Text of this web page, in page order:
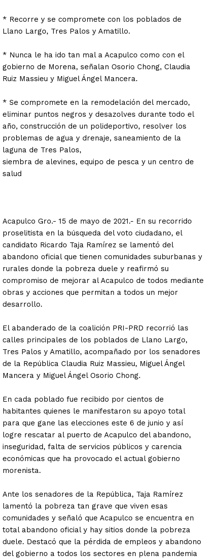
* Recorre y se compromete con los poblados de
Llano Largo, Tres Palos y Amatillo.
* Nunca le ha ido tan mal a Acapulco como con el
gobierno de Morena, señalan Osorio Chong, Claudia
Ruiz Massieu y Miguel Ángel Mancera.
* Se compromete en la remodelación del mercado,
eliminar puntos negros y desazolves durante todo el
año, construcción de un polideportivo, resolver los
problemas de agua y drenaje, saneamiento de la
laguna de Tres Palos,
siembra de alevines, equipo de pesca y un centro de
salud
Acapulco Gro.- 15 de mayo de 2021.- En su recorrido
proselitista en la búsqueda del voto ciudadano, el
candidato Ricardo Taja Ramírez se lamentó del
abandono oficial que tienen comunidades suburbanas y
rurales donde la pobreza duele y reafirmó su
compromiso de mejorar al Acapulco de todos mediante
obras y acciones que permitan a todos un mejor
desarrollo.
El abanderado de la coalición PRI-PRD recorrió las
calles principales de los poblados de Llano Largo,
Tres Palos y Amatillo, acompañado por los senadores
de la República Claudia Ruiz Massieu, Miguel Ángel
Mancera y Miguel Ángel Osorio Chong.
En cada poblado fue recibido por cientos de
habitantes quienes le manifestaron su apoyo total
para que gane las elecciones este 6 de junio y así
logre rescatar al puerto de Acapulco del abandono,
inseguridad, falta de servicios públicos y carencia
económicas que ha provocado el actual gobierno
morenista.
Ante los senadores de la República, Taja Ramírez
lamentó la pobreza tan grave que viven esas
comunidades y señaló que Acapulco se encuentra en
total abandono oficial y hay sitios donde la pobreza
duele. Destacó que la pérdida de empleos y abandono
del gobierno a todos los sectores en plena pandemia